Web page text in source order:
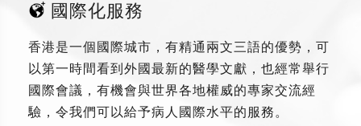
國際化服務
香港是一個國際城市，有精通兩文三語的優勢，可
以第一時間看到外國最新的醫學文獻，也經常舉行
國際會議，有機會與世界各地權威的專家交流經
驗，令我們可以給予病人國際水平的服務。